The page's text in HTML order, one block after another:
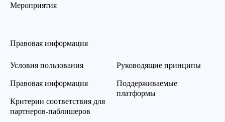
Мероприятия
Правовая информация
Условия пользования
Правовая информация
Критерии соответствия для
партнеров-паблишеров
Руководящие принципы
Поддерживаемые
платформы